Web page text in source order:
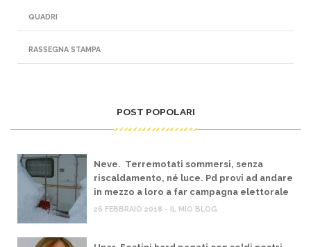
QUADRI
RASSEGNA STAMPA
POST POPOLARI
Neve. Terremotati sommersi, senza
riscaldamento, né luce. Pd provi ad andare
in mezzo a loro a far campagna elettorale
26 FEBBRAIO 2018 - IL MIO BLOG